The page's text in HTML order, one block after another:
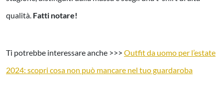
qualità. Fatti notare!
Ti potrebbe interessare anche >>> Outfit da uomo per l’estate
2024: scopri cosa non può mancare nel tuo guardaroba